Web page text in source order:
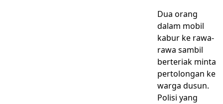
Dua orang
dalam mobil
kabur ke rawa-
rawa sambil
berteriak minta
pertolongan ke
warga dusun.
Polisi yang